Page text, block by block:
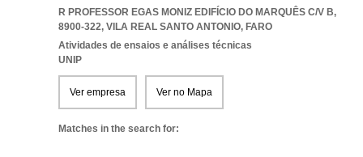
R PROFESSOR EGAS MONIZ EDIFÍCIO DO MARQUÊS C/V B,
8900-322, VILA REAL SANTO ANTONIO, FARO
Atividades de ensaios e análises técnicas
UNIP
Ver empresa Ver no Mapa
Matches in the search for: